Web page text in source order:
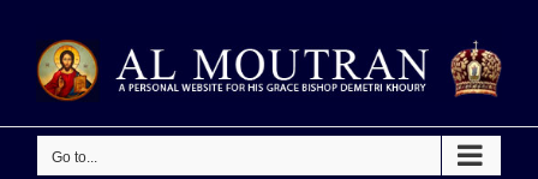
content
Go to...